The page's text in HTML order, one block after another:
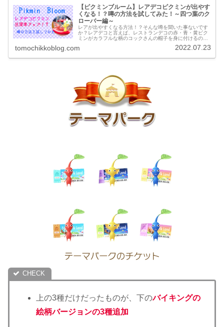
【ピクミンブルーム】レアデコピクミンが出やす
くなる！？噂の方法を試してみた！～四つ葉のク
ローバー編～
レアが出やすくなる方法！？そんな噂を聞いた事ないです
か？レアデコと言えば、レストランデコの赤・青・黄ピク
ミンがカラフルな柄のコックさんの帽子を身に付けるのが
実装されてから、育てていますが残...
tomochikkoblog.com 2022.07.23
上の3種だけだったものが、下のバイキングの
絵柄バージョンの3種追加